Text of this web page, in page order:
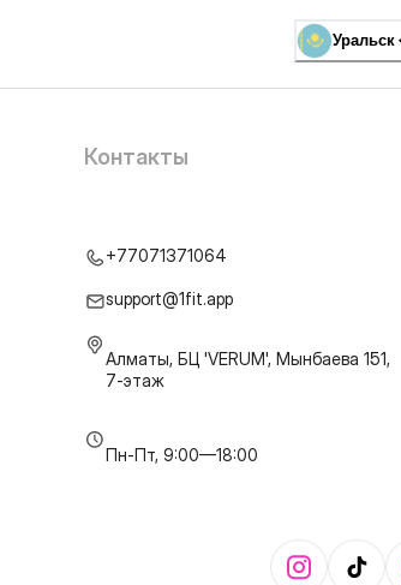
Уральск
Контакты
+77071371064
support@1fit.app
Алматы, БЦ 'VERUM', Мынбаева 151,
7-этаж
Пн-Пт, 9:00—18:00